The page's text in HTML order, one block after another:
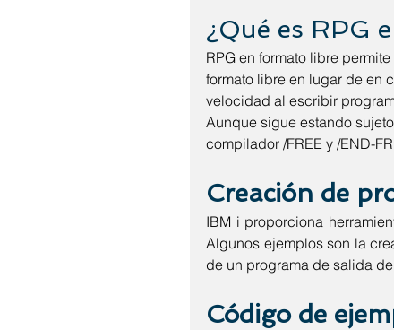
¿Qué es RPG
RPG en formato libre
formato libre en lugar de en
velocidad al escribir
Aunque sigue estando
compilador /FREE y /END-
Creación de
IBM i proporciona
Algunos ejemplos son la
de un programa de salida
Código de